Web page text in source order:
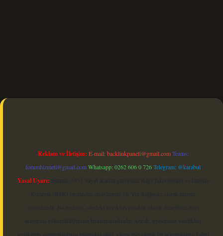
Reklam ve İletişim: E-mail:backlinkpaneli@gmail.com Teams:
forumhizmeti@gmail.comWhatsapp: 0262 606 0 726Telegram: @karabul
Yasal Uyarı: